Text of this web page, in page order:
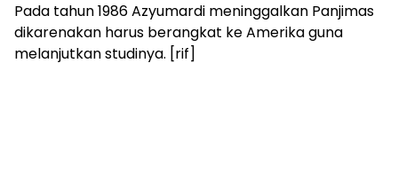
Pada tahun 1986 Azyumardi meninggalkan Panjimas
dikarenakan harus berangkat ke Amerika guna
melanjutkan studinya. [rif]